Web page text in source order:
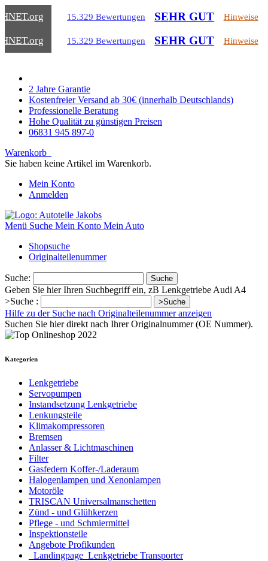
.org 15.329 Bewertungen SEHR GUT Hinweise
.org 15.329 Bewertungen SEHR GUT Hinweise
2 Jahre Garantie
Kostenfreier Versand ab 30€ (innerhalb Deutschlands)
Professionelle Beratung
Hohe Qualität zu günstigen Preisen
06831 945 897-0
Warenkorb
Sie haben keine Artikel im Warenkorb.
Mein Konto
Anmelden
Menü Suche Mein Konto Mein Auto
Shopsuche
Originalteilenummer
Suche: Suche
Geben Sie hier Ihren Suchbegriff ein, zB Lenkgetriebe Audi A4
>Suche :
>Suche
Hilfe zu der Suche nach Originalteilenummer anzeigen
Suchen Sie hier direkt nach Ihrer Originalnummer (OE Nummer).
Kategorien
Lenkgetriebe
Servopumpen
Instandsetzung Lenkgetriebe
Lenkungsteile
Klimakompressoren
Bremsen
Anlasser & Lichtmaschinen
Filter
Gasfedern Koffer-/Laderaum
Halogenlampen und Xenonlampen
Motoröle
TRISCAN Universalmanschetten
Zünd - und Glühkerzen
Pflege - und Schmiermittel
Inspektionsteile
Angebote Profikunden
_Landingpage_Lenkgetriebe Transporter